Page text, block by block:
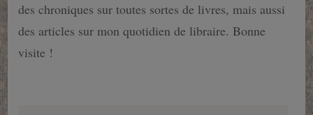
des chroniques sur toutes sortes de livres, mais aussi
des articles sur mon quotidien de libraire. Bonne
visite !